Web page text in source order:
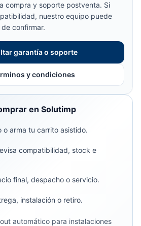
compra y soporte postventa. Si
nuestro equipo puede
confirmar.
garantía o soporte
y condiciones
en Solutimp
o arma tu carrito asistido.
compatibilidad, stock e
final, despacho o servicio.
instalación o retiro.
automático para instalaciones